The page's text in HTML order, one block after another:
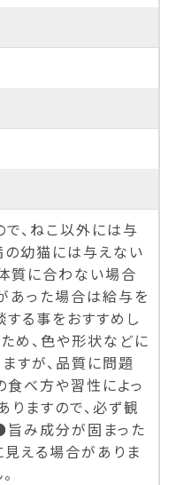
、ねこ以外には与
幼猫には与えない
質に合わない場合
あった場合は給与を
る事をおすすめし
め、色や形状などに
すが、品質に問題
食べ方や習性によっ
りますので、必ず観
旨み成分が固まった
見える場合がありま